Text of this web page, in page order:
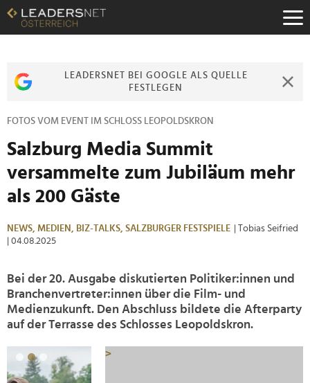
Zum
Inhalt
Zur
Zur
LEADERSNET BEI GOOGLE ALS QUELLE
FESTLEGEN
FOTOS VOM EVENT IM SCHLOSS LEOPOLDSKRON
Salzburg Media Summit
versammelte zum Jubiläum mehr
als 200 Gäste
NEWS, MEDIEN, BIZ-TALKS, SALZBURGER FESTSPIELE
| Tobias Seifried
| 04.08.2025
Bei der 20. Ausgabe diskutierten Politiker:innen und
Branchenvertreter:innen über die Film- und
Medienzukunft. Den Abschluss bildete die Afterparty
auf der Terrasse des Schlosses Leopoldskron.